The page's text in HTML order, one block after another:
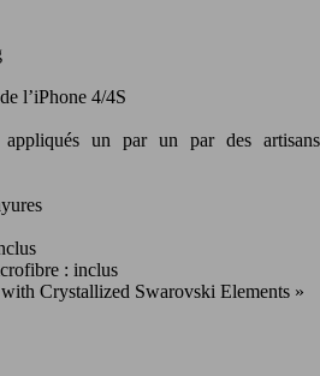
l’iPhone 4/4S
un par un par des artisans
: inclus
Crystallized Swarovski Elements »